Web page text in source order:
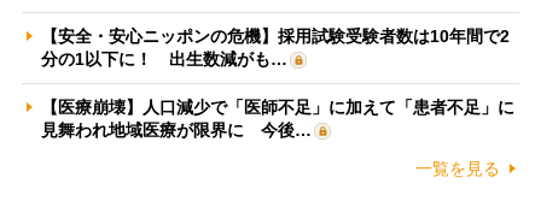
【安全・安心ニッポンの危機】採用試験受験者数は10年間で2
分の1以下に！ 出生数減がも…
【医療崩壊】人口減少で「医師不足」に加えて「患者不足」に
見舞われ地域医療が限界に 今後…
一覧を見る